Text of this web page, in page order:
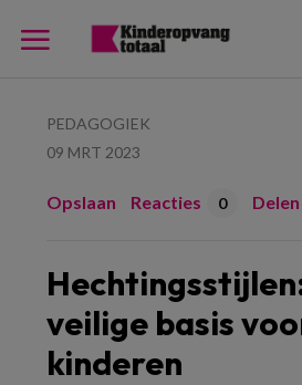
PEDAGOGIEK
09 MRT 2023
Opslaan Reacties 0 Delen
veilige basis
kinderen